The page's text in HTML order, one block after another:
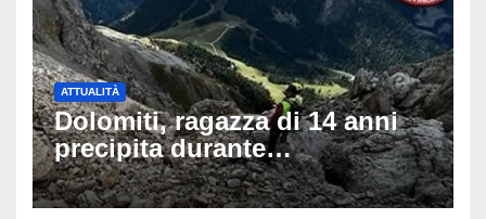
ATTUALITÀ
Dolomiti, ragazza di 14 anni
precipita durante
un’escursione: tragedia sul
Latemar davanti alla famiglia